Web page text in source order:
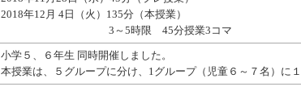
2018年12月 4日（火）135分（本授業）
3～5時限 45分授業3コマ
小学５、６年生 同時開催しました。
本授業は、５グループに分け、1グループ（児童６～７名）に